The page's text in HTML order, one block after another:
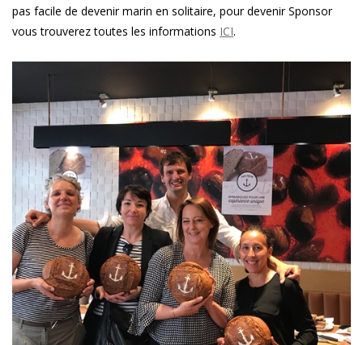
pas facile de devenir marin en solitaire, pour devenir Sponsor
vous trouverez toutes les informations ICI.